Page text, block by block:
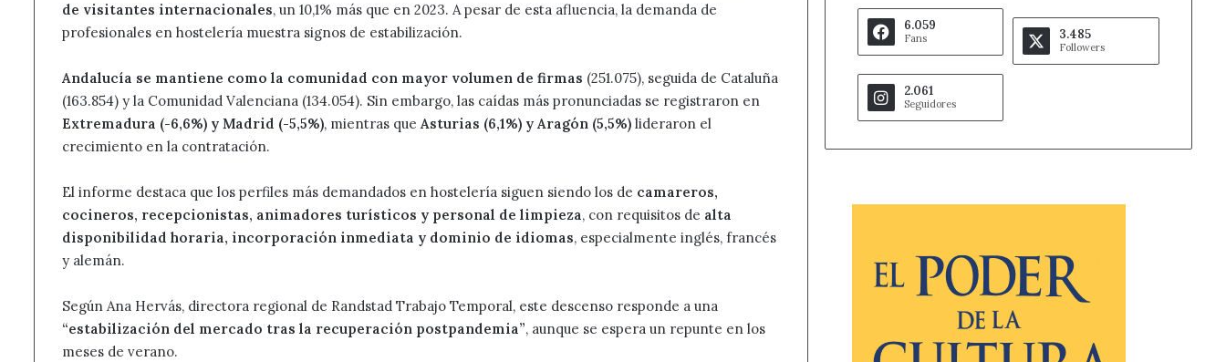
de visitantes internacionales, un 10,1% más que en 2023. A pesar de esta afluencia, la demanda de
profesionales en hostelería muestra signos de estabilización.
Andalucía se mantiene como la comunidad con mayor volumen de firmas (251.075), seguida de Cataluña
(163.854) y la Comunidad Valenciana (134.054). Sin embargo, las caídas más pronunciadas se registraron en
Extremadura (-6,6%) y Madrid (-5,5%), mientras que Asturias (6,1%) y Aragón (5,5%) lideraron el
crecimiento en la contratación.
El informe destaca que los perfiles más demandados en hostelería siguen siendo los de camareros,
cocineros, recepcionistas, animadores turísticos y personal de limpieza, con requisitos de alta
disponibilidad horaria, incorporación inmediata y dominio de idiomas, especialmente inglés, francés
y alemán.
Según Ana Hervás, directora regional de Randstad Trabajo Temporal, este descenso responde a una
“estabilización del mercado tras la recuperación postpandemia”, aunque se espera un repunte en los
meses de verano.
6.059
Fans 3.485
Followers
2.061
Seguidores